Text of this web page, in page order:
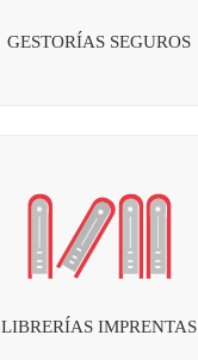
GESTORÍAS SEGUROS
LIBRERÍAS IMPRENTAS